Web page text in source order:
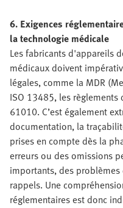
6. Exigences
la technologie médicale
Les fabricants d'appareils
médicaux doivent
légales, comme la MDR
ISO 13485, les règlements
61010. C’est également
documentation, la
prises en compte dès la
erreurs ou des omissions
importants, des
rappels. Une
réglementaires est donc